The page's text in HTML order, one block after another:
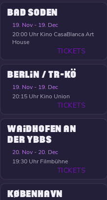
BAD SODEN
19. Nov - 19. Dec
20:00 Uhr Kino CasaBlanca Art
House
TICKETS
BERLIN / TR-KÖ
19. Nov - 19. Dec
20:15 Uhr Kino Union
TICKETS
WAIDHOFEN AN
DER YBBS
20. Nov - 20. Dec
19:30 Uhr Filmbühne
TICKETS
KØBENHAVN